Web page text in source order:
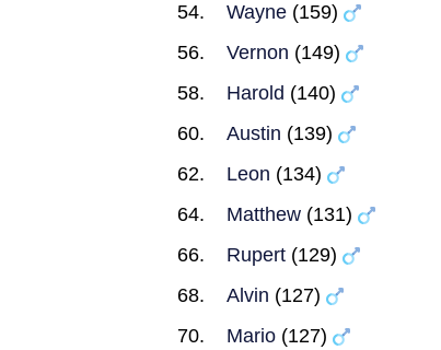
Wayne(159)
Vernon (149)
Harold (140)
Austin (139)
Leon (134)
Matthew(131)
Rupert(129)
Alvin (127)
Mario(127)